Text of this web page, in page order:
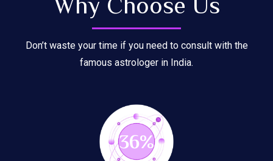
Don’t waste your time if you need to consult with the
famous astrologer in India.
89%